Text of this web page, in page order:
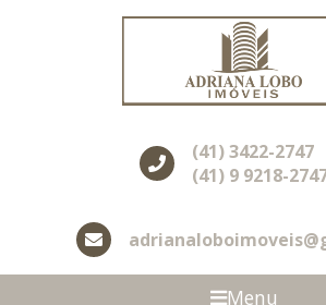
(41) 3422-2747
(41) 9 9218-
Menu